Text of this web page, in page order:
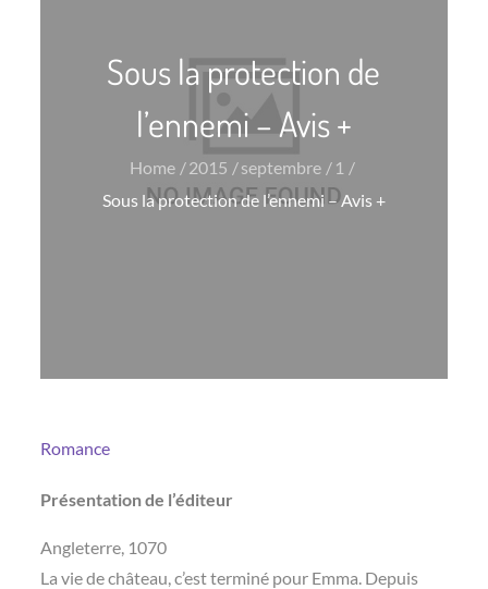
Sous la protection de
l’ennemi – Avis +
Home 2015 septembre
1
Sous la protection de l’ennemi – Avis +
Romance
Présentation de l’éditeur
Angleterre, 1070
La vie de château, c’est terminé pour Emma. Depuis